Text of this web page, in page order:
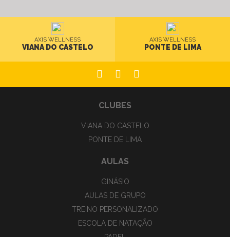
AXIS WELLNESS
VIANA DO CASTELO
AXIS WELLNESS
PONTE DE LIMA
CLUBES
VIANA DO CASTELO
PONTE DE LIMA
AULAS
GINÁSIO
AULAS DE GRUPO
TREINO PERSONALIZADO
ESCOLA DE NATAÇÃO